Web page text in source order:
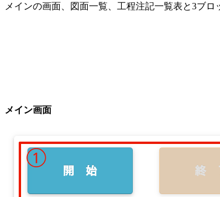
メインの画面、図面一覧、工程注記一覧表と3ブ
メイン画面